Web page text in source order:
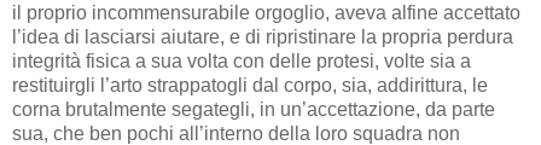
il proprio incommensurabile orgoglio, aveva alfine accettato
l’idea di lasciarsi aiutare, e di ripristinare la propria perdura
integrità fisica a sua volta con delle protesi, volte sia a
restituirgli l’arto strappatogli dal corpo, sia, addirittura, le
corna brutalmente segategli, in un’accettazione, da parte
sua, che ben pochi all’interno della loro squadra non